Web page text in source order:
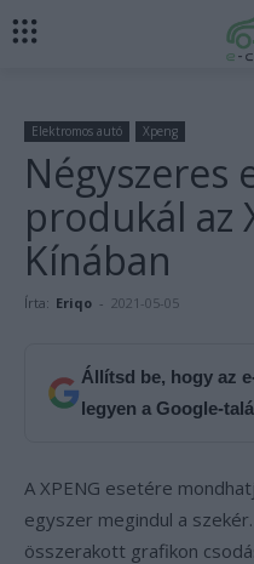
Elektromos autó Xpeng
Négyszeres
produkál az
Kínában
Írta: Eriqo - 2021-05-05
Állítsd be, hogy az
legyen a Google-
A XPENG esetére
egyszer megindul a
összerakott grafikon